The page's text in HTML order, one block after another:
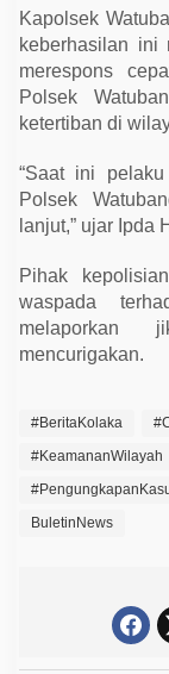
Kapolsek
keberhasilan ini
merespons
Polsek
ketertiban di
“Saat ini
Polsek
lanjut,” ujar Ipda
Pihak
waspada
melaporkan
mencurigakan.
#BeritaKolaka
#KeamananWilayah
BuletinNews